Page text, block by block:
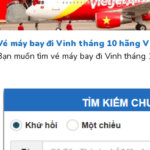
máy bay đi Vinh tháng 10 hãng
muốn tìm vé máy bay đi Vinh tháng